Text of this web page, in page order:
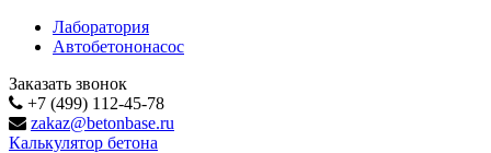
Лаборатория
Автобетононасос
Заказать звонок
+7 (499) 112-45-78
zakaz@betonbase.ru
Калькулятор бетона